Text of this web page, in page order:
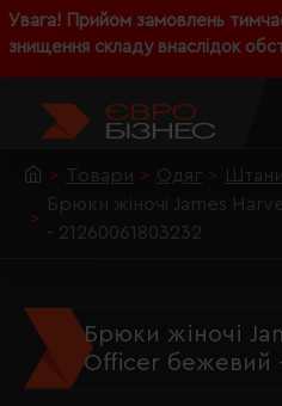
Увага! Прийом замовлень
знищення складу внаслідок
Товари Одяг
Брюки жіночі James
- 21260061803232
Брюки жіночі
Officer бежевий